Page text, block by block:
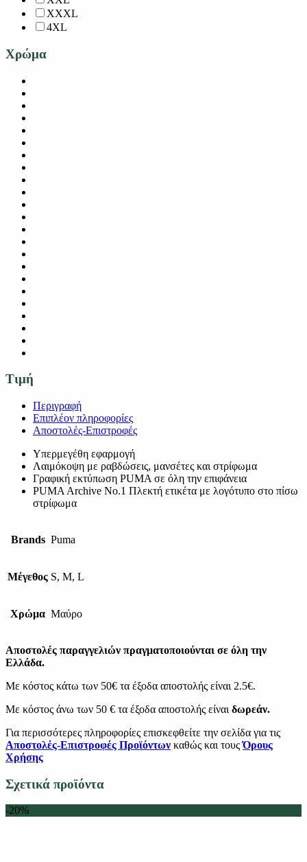
XXXL
4XL
Χρώμα
Τιμή
Περιγραφή
Επιπλέον πληροφορίες
Αποστολές-Επιστροφές
Υπερμεγέθη εφαρμογή
Λαιμόκοψη με ραβδώσεις, μανσέτες και στρίφωμα
Γραφική εκτύπωση PUMA σε όλη την επιφάνεια
PUMA Archive No.1 Πλεκτή ετικέτα με λογότυπο στο πίσω
στρίφωμα
Brands Puma
Μέγεθος S, M, L
Χρώμα Μαύρο
Αποστολές παραγγελιών πραγματοποιούνται σε όλη την
Ελλάδα.
Με κόστος κάτω των 50€ τα έξοδα αποστολής είναι 2.5€.
Με κόστος άνω των 50 € τα έξοδα αποστολής είναι δωρεάν.
Για περισσότερες πληροφορίες επισκεφθείτε την σελίδα για τις
Αποστολές-Επιστροφές Προϊόντων καθώς και τουςΌρους
Χρήσης
Σχετικά προϊόντα
-20%